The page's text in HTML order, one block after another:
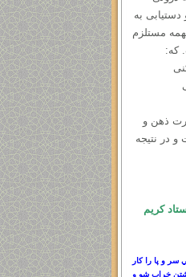
به
مستلزم
که:
ذهن و
در نتیجه
کریم
سر و پا را كار
خراب شو و